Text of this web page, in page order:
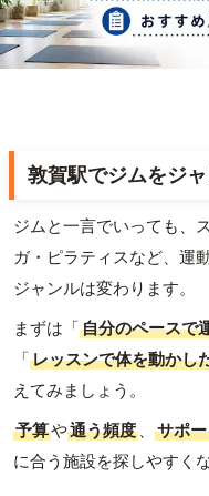
敦賀駅でジムをジ
ジムと一言でいっても、
ガ・ピラティスなど、運
ジャンルは変わります。
まずは「自分のペースで
「レッスンで体を動かし
えてみましょう。
予算や通う頻度 、 サポ
に合う施設を探しやすく